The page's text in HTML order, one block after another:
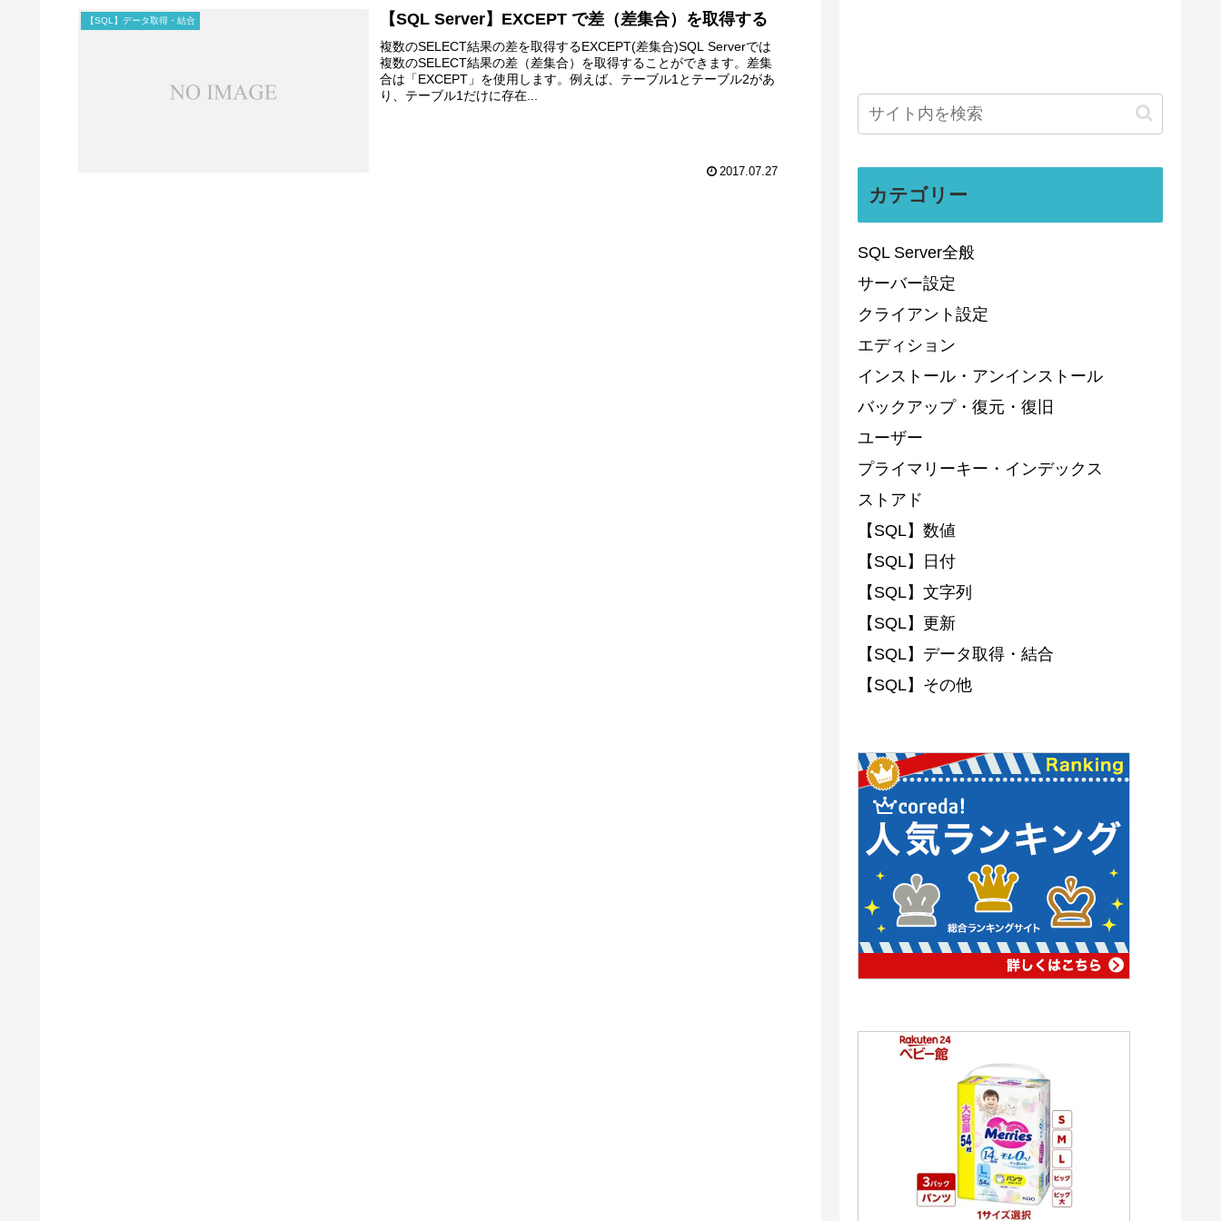
【SQL】データ取得・結合 【SQL Server】EXCEPT で差（差集合）を取得する
複数のSELECT結果の差を取得するEXCEPT(差集合)SQL Serverでは
複数のSELECT結果の差（差集合）を取得することができます。差集
合は「EXCEPT」を使用します。例えば、テーブル1とテーブル2があ
り、テーブル1だけに存在...
2017.07.27
カテゴリー
SQL Server全般
サーバー設定
クライアント設定
エディション
インストール・アンインストール
バックアップ・復元・復旧
ユーザー
プライマリーキー・インデックス
ストアド
【SQL】数値
【SQL】日付
【SQL】文字列
【SQL】更新
【SQL】データ取得・結合
【SQL】その他